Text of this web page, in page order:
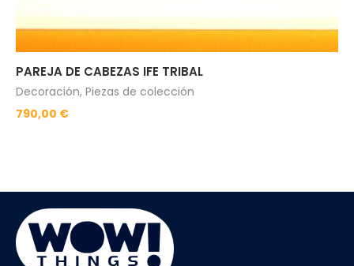
PAREJA DE CABEZAS IFE TRIBAL
Decoración, Piezas de colección
790,00 €